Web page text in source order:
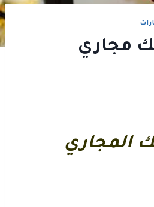
مجاري
المجاري